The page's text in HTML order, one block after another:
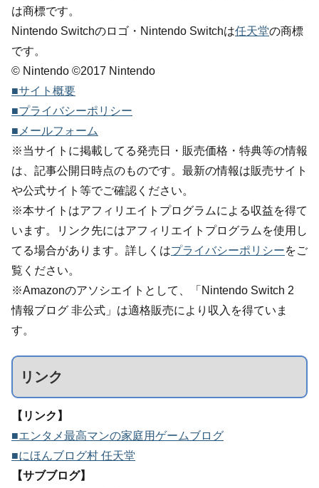
は商標です。
Nintendo Switchのロゴ・Nintendo Switchは任天堂の商標
です。
© Nintendo ©2017 Nintendo
■サイト概要
■プライバシーポリシー
■メールフォーム
※当サイトに掲載してる発売日・販売価格・特典等の情報
は、記事公開日時点のものです。最新の情報は販売サイト
や公式サイト等でご確認ください。
※本サイトはアフィリエイトプログラムによる収益を得て
います。リンク先にはアフィリエイトプログラムを使用し
てる場合があります。詳しくはプライバシーポリシーをご
覧ください。
※Amazonのアソシエイトとして、「Nintendo Switch 2
情報ブログ 非公式」は適格販売により収入を得ていま
す。
リンク
【リンク】
■エンタメ最高マンの家庭用ゲームブログ
■にほんブログ村 任天堂
【サブブログ】